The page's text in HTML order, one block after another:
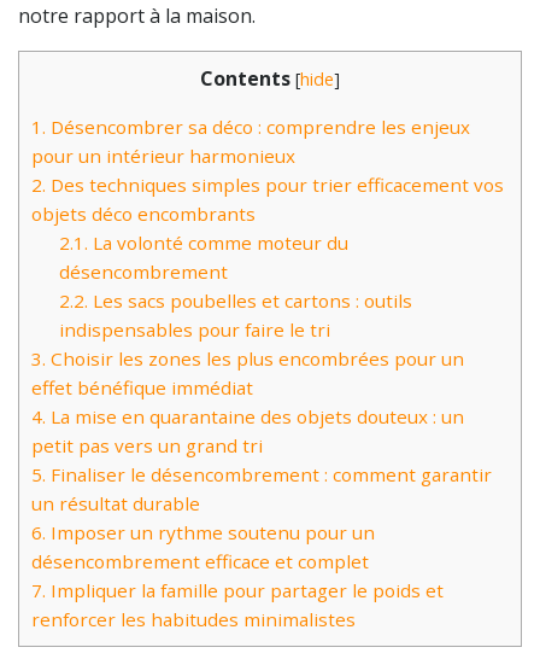
notre rapport à la maison.
Contents [hide]
1. Désencombrer sa déco : comprendre les enjeux
pour un intérieur harmonieux
2. Des techniques simples pour trier efficacement vos
objets déco encombrants
2.1. La volonté comme moteur du
désencombrement
2.2. Les sacs poubelles et cartons : outils
indispensables pour faire le tri
3. Choisir les zones les plus encombrées pour un
effet bénéfique immédiat
4. La mise en quarantaine des objets douteux : un
petit pas vers un grand tri
5. Finaliser le désencombrement : comment garantir
un résultat durable
6. Imposer un rythme soutenu pour un
désencombrement efficace et complet
7. Impliquer la famille pour partager le poids et
renforcer les habitudes minimalistes